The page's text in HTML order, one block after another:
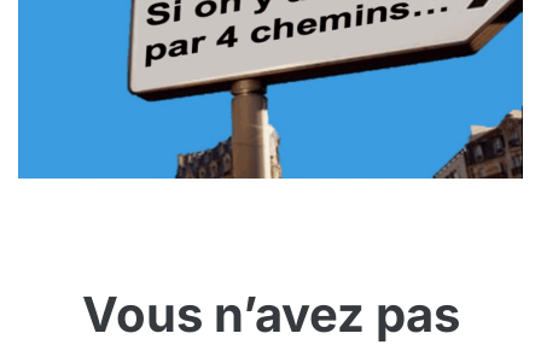
Vous n’avez pas